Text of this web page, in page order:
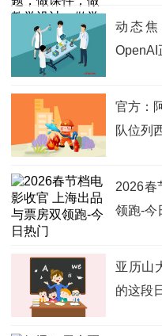
动态
OpenAI
官方：
队位列
2026春
领跑-今
亚历山
的这段